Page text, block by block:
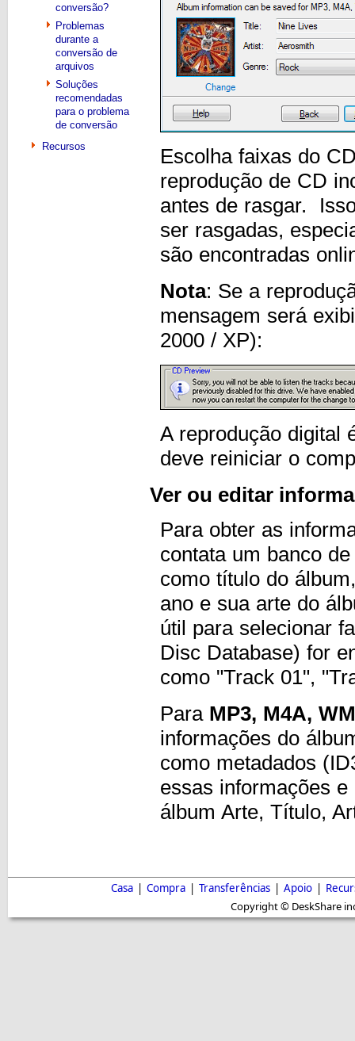
conversão?
Problemas
durante a
conversão de
arquivos
Soluções
recomendadas
para o problema
de conversão
Recursos
Escolha faixas do
reprodução de CD
antes de rasgar.
ser rasgadas,
são encontradas
Nota: Se a
mensagem será
2000 / XP):
A reprodução digital
deve reiniciar o
Ver ou editar
Para obter as
contata um banco
como título do
ano e sua arte do
útil para selecionar
Disc Database) for
como "Track 01",
Para MP3, M4A,
informações do
como metadados
essas informações
álbum Arte, Título,
Casa | Compra | Transferências | Apoio |
Copyright © DeskShare